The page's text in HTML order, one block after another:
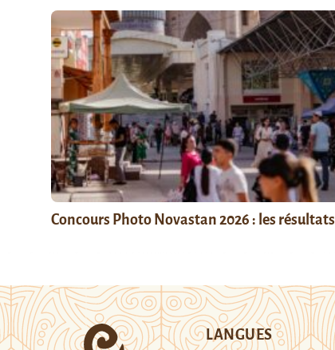
Concours Photo Novastan 2026 : les résultats
LANGUES